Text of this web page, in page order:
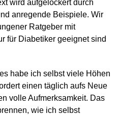
wird aufgelockert durch
anregende Beispiele. Wir
Ratgeber mit
für Diabetiker geeignet sind
habe ich selbst viele Höhen
einen täglich aufs Neue
volle Aufmerksamkeit. Das
wie ich selbst